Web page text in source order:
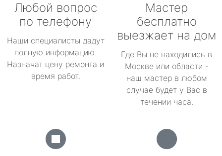
Любой вопрос
по телефону
Наши специалисты дадут
полную информацию.
Назначат цену ремонта и
время работ.
Мастер
бесплатно
выезжает на дом
Где Вы не находились в
Москве или области -
наш мастер в любом
случае будет у Вас в
течении часа.